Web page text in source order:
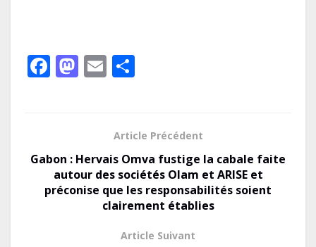
F
o
o
k
M
o
n
E
g
er
Article Précédent
Gabon : Hervais Omva fustige la cabale faite
autour des sociétés Olam et ARISE et
préconise que les responsabilités soient
clairement établies
Article Suivant